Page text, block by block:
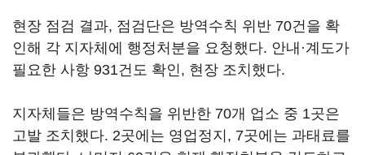
현장 점검 결과, 점검단은 방역수칙 위반 70건을 확
인해 각 지자체에 행정처분을 요청했다. 안내·계도가
필요한 사항 931건도 확인, 현장 조치했다.
지자체들은 방역수칙을 위반한 70개 업소 중 1곳은
고발 조치했다. 2곳에는 영업정지, 7곳에는 과태료를